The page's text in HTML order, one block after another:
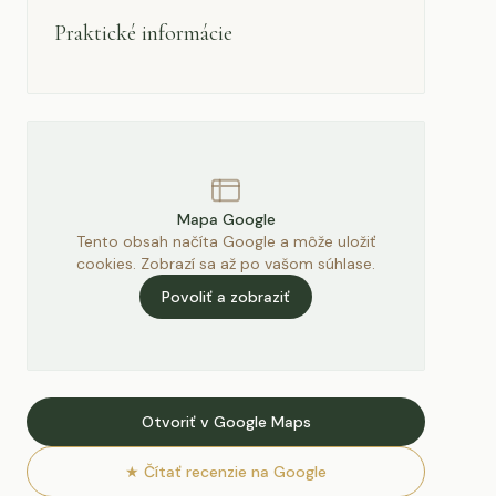
Praktické informácie
Mapa Google
Tento obsah načíta Google a môže uložiť
cookies. Zobrazí sa až po vašom súhlase.
Povoliť a zobraziť
Otvoriť v Google Maps
★ Čítať recenzie na Google